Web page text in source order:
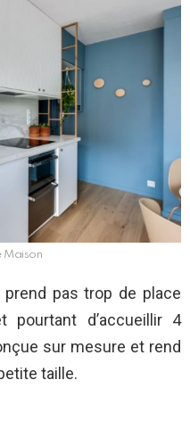
Maison
prend pas trop de place
pourtant d’accueillir 4
sur mesure et rend
taille.